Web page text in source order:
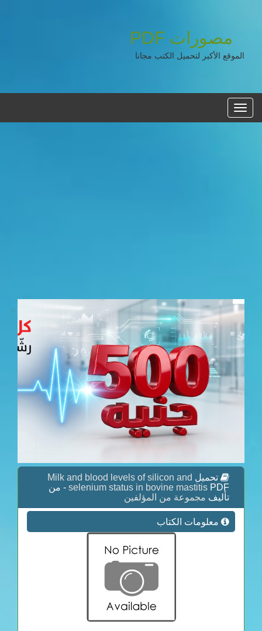
مصورات PDF
الموقع الأكبر لتحميل الكتب مجانا
القائمه
الرئيسية
تحميل Milk and blood levels of silicon and
selenium status in bovine mastitis PDF - من
تأليف مجموعة من المؤلفين
معلومات الكتاب